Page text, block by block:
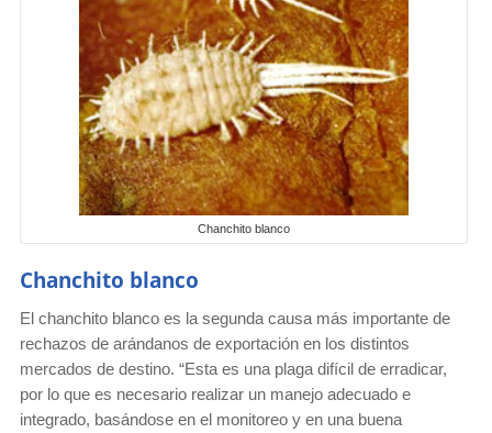
Chanchito blanco
Chanchito blanco
El chanchito blanco es la segunda causa más importante de
rechazos de arándanos de exportación en los distintos
mercados de destino. “Esta es una plaga difícil de erradicar,
por lo que es necesario realizar un manejo adecuado e
integrado, basándose en el monitoreo y en una buena